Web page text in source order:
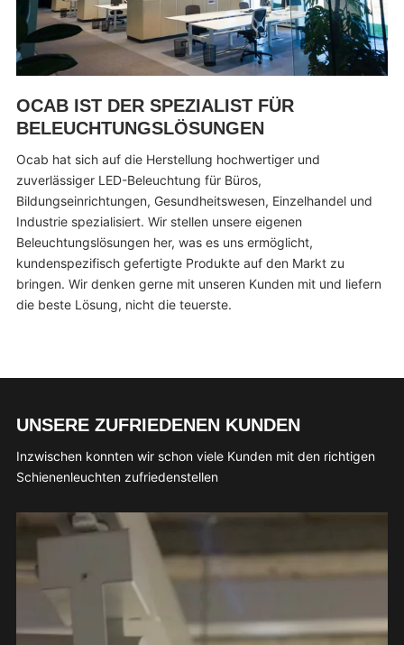
OCAB IST DER SPEZIALIST FÜR
BELEUCHTUNGSLÖSUNGEN
Ocab hat sich auf die Herstellung hochwertiger und
zuverlässiger LED-Beleuchtung für Büros,
Bildungseinrichtungen, Gesundheitswesen, Einzelhandel und
Industrie spezialisiert. Wir stellen unsere eigenen
Beleuchtungslösungen her, was es uns ermöglicht,
kundenspezifisch gefertigte Produkte auf den Markt zu
bringen. Wir denken gerne mit unseren Kunden mit und liefern
die beste Lösung, nicht die teuerste.
UNSERE ZUFRIEDENEN KUNDEN
Inzwischen konnten wir schon viele Kunden mit den richtigen
Schienenleuchten zufriedenstellen